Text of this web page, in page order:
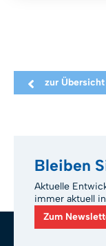
zur Übersicht
Bleiben
Aktuelle
immer aktuell
Zum